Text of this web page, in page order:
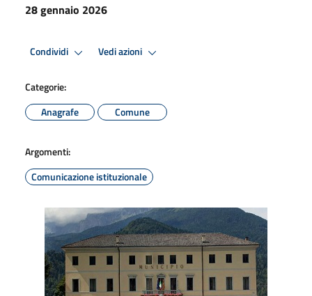
28 gennaio 2026
Condividi Vedi azioni
Categorie:
Anagrafe
Comune
Argomenti:
Comunicazione istituzionale